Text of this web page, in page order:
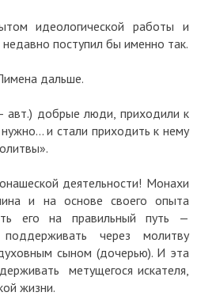
идеологической работы и
поступил бы именно так.
дальше.
авт.) добрые люди, приходили к
и стали приходить к нему
деятельности! Монахи
и на основе своего опыта
его на правильный путь —
через молитву
сыном (дочерью). И эта
метущегося искателя,
жизни.